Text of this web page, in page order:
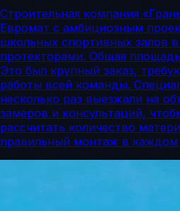
Строительная компания
Евромат с амбициозным
школьных спортивных залов
протекторами. Общая
Это был крупный заказ,
работы всей команды.
несколько раз выезжали на
замеров и консультаций,
рассчитать количество
правильный монтаж в каждом